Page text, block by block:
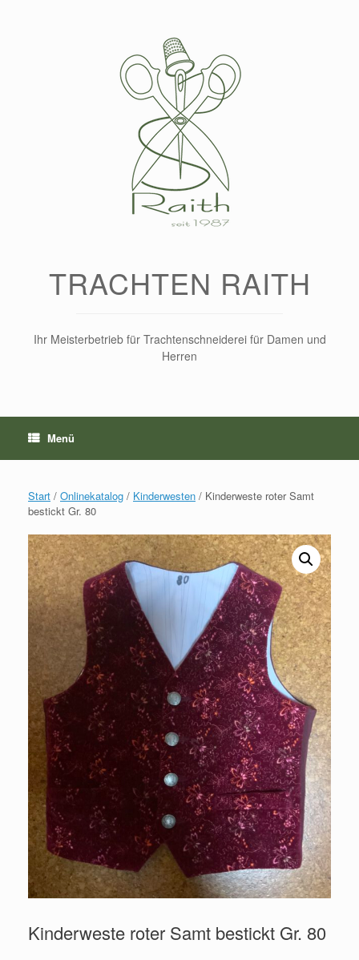
TRACHTEN RAITH
Ihr Meisterbetrieb für Trachtenschneiderei für Damen und
Herren
Menü
Start / Onlinekatalog / Kinderwesten / Kinderweste roter Samt
bestickt Gr. 80
Kinderweste roter Samt bestickt Gr. 80